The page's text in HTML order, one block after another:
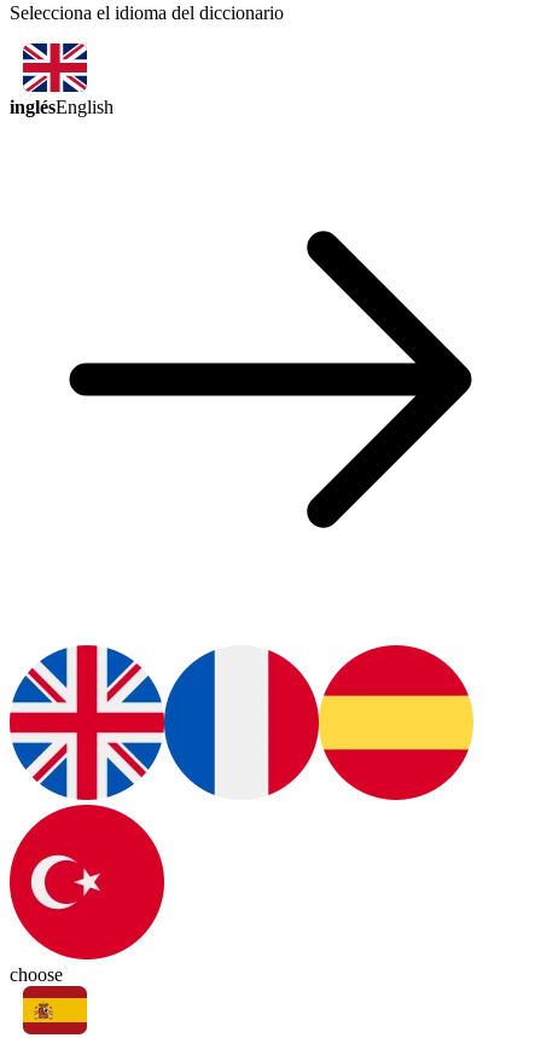
Selecciona el idioma del diccionario
inglésEnglish
choose